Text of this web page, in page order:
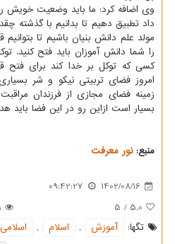
وی اضافه کرد: ما باید وضعیت خویش را
داد تطبیق دهیم تا بدانیم با گذشته
مولد علم دانش بنیان باشیم تا بتوانیم
را شما دانش آموزان باید فتح کنید.
کسی که توکل بر خدا کند برای
امروز فضای تربیتی نیکو و شر
زمینه فضای مجازی از فرزندان
بسیار است ازاین رو در این فضا باید
منبع:نور معرفت
1402/08/16
09:42:27
5.0
/
5
تگها:
آموزش , اسلام , اسلامی